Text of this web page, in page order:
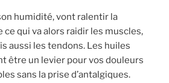
humidité, vont ralentir la
qui va alors raidir les muscles,
aussi les tendons. Les huiles
être un levier pour vos douleurs
sans la prise d’antalgiques.